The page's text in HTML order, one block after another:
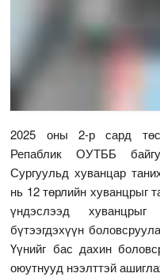
2025 оны 2-р сард
Репаблик ОУТББ
Сургуульд хуванцар
нь 12 төрлийн хуванцрыг
үндэслээд
бүтээгдэхүүн
Үүнийг бас дахин
оюутнууд нээлттэй